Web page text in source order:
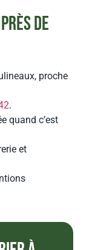
de
proche
.
quand c’est
et